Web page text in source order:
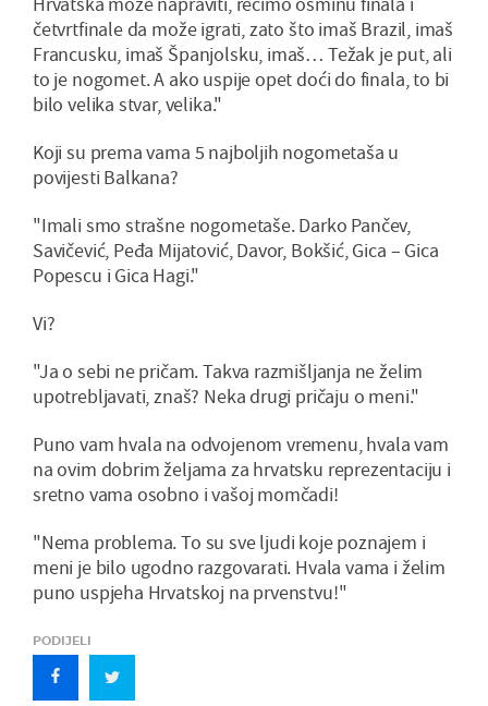
četvrtfinale da može igrati, zato što imaš Brazil, imaš
Francusku, imaš Španjolsku, imaš… Težak je put, ali
to je nogomet. A ako uspije opet doći do finala, to bi
bilo velika stvar, velika."
Koji su prema vama 5 najboljih nogometaša u
povijesti Balkana?
"Imali smo strašne nogometaše. Darko Pančev,
Savičević, Peđa Mijatović, Davor, Bokšić, Gica – Gica
Popescu i Gica Hagi."
Vi?
"Ja o sebi ne pričam. Takva razmišljanja ne želim
upotrebljavati, znaš? Neka drugi pričaju o meni."
Puno vam hvala na odvojenom vremenu, hvala vam
na ovim dobrim željama za hrvatsku reprezentaciju i
sretno vama osobno i vašoj momčadi!
"Nema problema. To su sve ljudi koje poznajem i
meni je bilo ugodno razgovarati. Hvala vama i želim
puno uspjeha Hrvatskoj na prvenstvu!"
PODIJELI